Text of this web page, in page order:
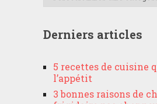
Derniers articles
5 recettes de cuisine
l’appétit
3 bonnes raisons de